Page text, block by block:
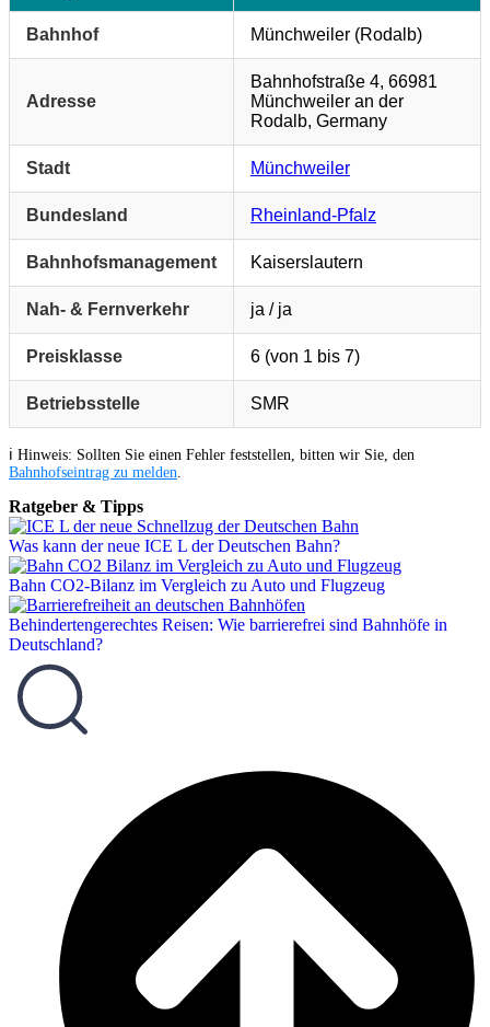
Bahnhof Münchweiler (Rodalb)
Adresse
Bahnhofstraße 4, 66981
Münchweiler an der
Rodalb, Germany
Stadt Münchweiler
Bundesland Rheinland-Pfalz
Bahnhofsmanagement Kaiserslautern
Nah- & Fernverkehr ja / ja
Preisklasse 6 (von 1 bis 7)
Betriebsstelle SMR
ℹ️ Hinweis: Sollten Sie einen Fehler feststellen, bitten wir Sie, den
Bahnhofseintrag zu melden
Ratgeber & Tipps
Was kann der neue ICE L der Deutschen Bahn?
Bahn CO2-Bilanz im Vergleich zu Auto und Flugzeug
Behindertengerechtes Reisen: Wie barrierefrei sind Bahnhöfe in
Deutschland?